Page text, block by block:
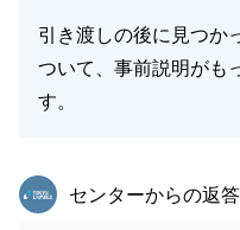
引き渡しの後に見つか
ついて、事前説明がも
す。
東急リバブル
センターからの返答